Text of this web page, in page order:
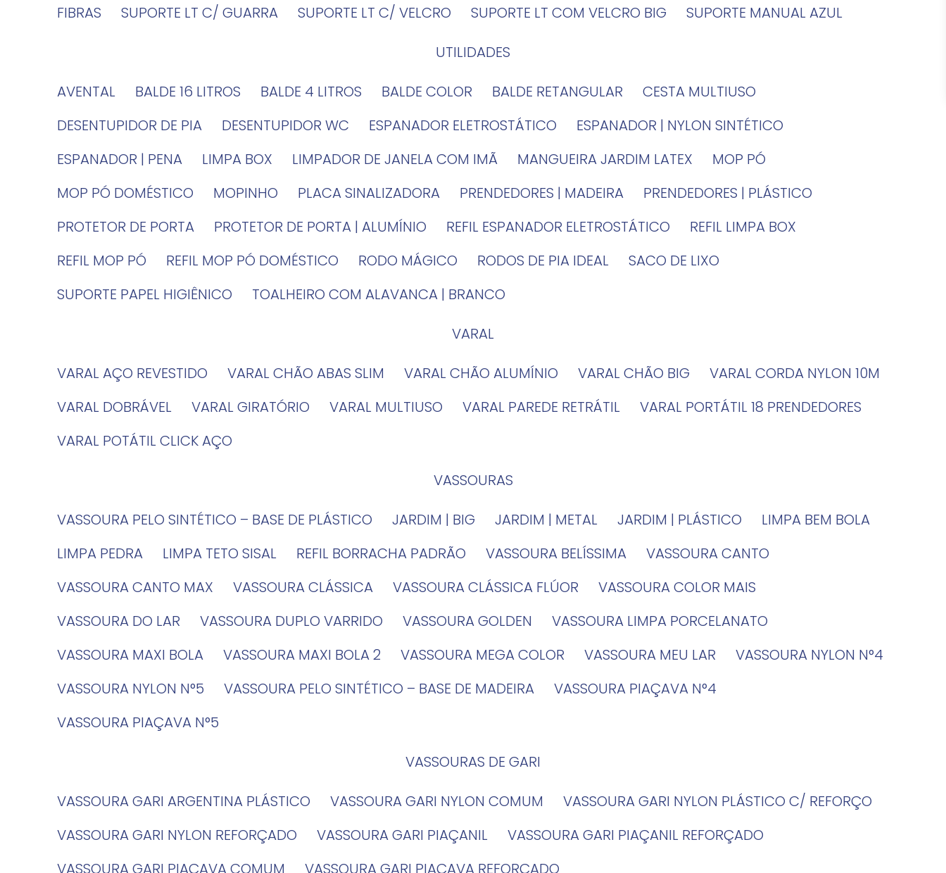
FIBRAS
SUPORTE LT C/ GUARRA SUPORTE LT C/ VELCRO SUPORTE LT COM VELCRO BIG
SUPORTE MANUAL AZUL
UTILIDADES
AVENTAL
BALDE 16 LITROS BALDE 4 LITROS BALDE COLOR BALDE RETANGULAR
CESTA MULTIUSO
DESENTUPIDOR DE PIA
DESENTUPIDOR WC ESPANADOR ELETROSTÁTICO
ESPANADOR | NYLON SINTÉTICO
ESPANADOR | PENA
LIMPA BOX LIMPADOR DE JANELA COM IMÃ MANGUEIRA JARDIM LATEX
MOP PÓ
MOP PÓ DOMÉSTICO
MOPINHO PLACA SINALIZADORA PRENDEDORES | MADEIRA
PRENDEDORES | PLÁSTICO
PROTETOR DE PORTA
PROTETOR DE PORTA | ALUMÍNIO REFIL ESPANADOR ELETROSTÁTICO
REFIL LIMPA BOX
REFIL MOP PÓ
REFIL MOP PÓ DOMÉSTICO RODO MÁGICO RODOS DE PIA IDEAL
SACO DE LIXO
SUPORTE PAPEL HIGIÊNICO
TOALHEIRO COM ALAVANCA | BRANCO
VARAL
VARAL AÇO REVESTIDO
VARAL CHÃO ABAS SLIM VARAL CHÃO ALUMÍNIO VARAL CHÃO BIG
VARAL CORDA NYLON 10M
VARAL DOBRÁVEL
VARAL GIRATÓRIO VARAL MULTIUSO VARAL PAREDE RETRÁTIL
VARAL PORTÁTIL 18 PRENDEDORES
VARAL POTÁTIL CLICK AÇO
VASSOURAS
VASSOURA PELO SINTÉTICO – BASE DE PLÁSTICO
JARDIM | BIG JARDIM | METAL JARDIM | PLÁSTICO
LIMPA BEM BOLA
LIMPA PEDRA
LIMPA TETO SISAL REFIL BORRACHA PADRÃO VASSOURA BELÍSSIMA
VASSOURA CANTO
VASSOURA CANTO MAX
VASSOURA CLÁSSICA VASSOURA CLÁSSICA FLÚOR
VASSOURA COLOR MAIS
VASSOURA DO LAR
VASSOURA DUPLO VARRIDO VASSOURA GOLDEN
VASSOURA LIMPA PORCELANATO
VASSOURA MAXI BOLA
VASSOURA MAXI BOLA 2 VASSOURA MEGA COLOR VASSOURA MEU LAR
VASSOURA NYLON N°4
VASSOURA NYLON N°5
VASSOURA PELO SINTÉTICO – BASE DE MADEIRA
VASSOURA PIAÇAVA N°4
VASSOURA PIAÇAVA N°5
VASSOURAS DE GARI
VASSOURA GARI ARGENTINA PLÁSTICO
VASSOURA GARI NYLON COMUM
VASSOURA GARI NYLON PLÁSTICO C/ REFORÇO
VASSOURA GARI NYLON REFORÇADO
VASSOURA GARI PIAÇANIL
VASSOURA GARI PIAÇANIL REFORÇADO
VASSOURA GARI PIAÇAVA COMUM
VASSOURA GARI PIAÇAVA REFORÇADO